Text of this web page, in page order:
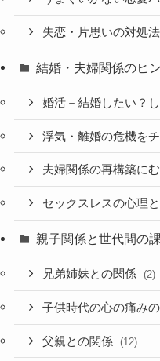
失恋・片思いの対処法
結婚・夫婦関係のヒ
婚活－結婚したい？
浮気・離婚の危機を
夫婦関係の再構築に
セックスレスの心理
親子関係と世代間の
兄弟姉妹との関係 (2)
子供時代の心の痛み
父親との関係 (12)